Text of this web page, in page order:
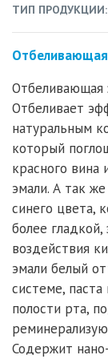
ТИП ПРОДУКЦИИ
Отбеливающая
Отбеливающая
Отбеливает
натуральным
который
красного
эмали. А так
синего цвета,
более
воздействия
эмали белый
системе,
полости рта,
Содержит